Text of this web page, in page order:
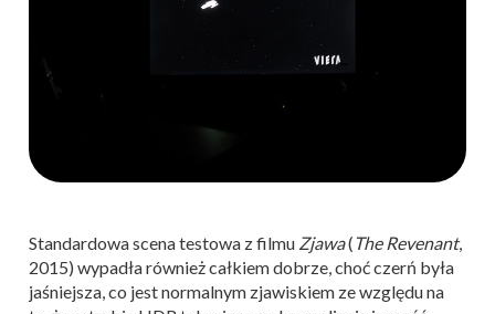
Standardowa scena testowa z filmu Zjawa( The Revenant,
2015) wypadła również całkiem dobrze, choć czerń była
jaśniejsza, co jest normalnym zjawiskiem ze względu na